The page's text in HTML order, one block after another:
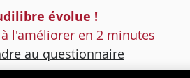
évolue !
l'améliorer en 2 minutes
au questionnaire